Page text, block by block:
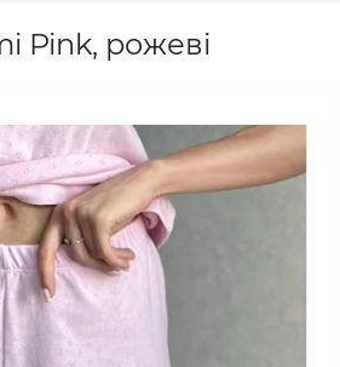
Pink, рожеві